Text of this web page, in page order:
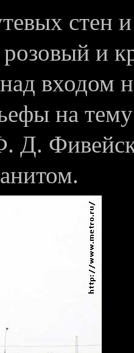
стен
розовый и
входом
на
Д.